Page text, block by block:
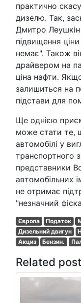
практично
дизелю. Так,
Дмитро Леушкін
підвищення
немає". Також
драйвером на
ціна нафти.
залишиться на
підстави для
Ще однією
може стати те,
автомобілі у
транспортного
представники
автомобільних
не отримає
"незначний
Європа Податок
Дизельний двигун
Акциз
Бензин.
Related